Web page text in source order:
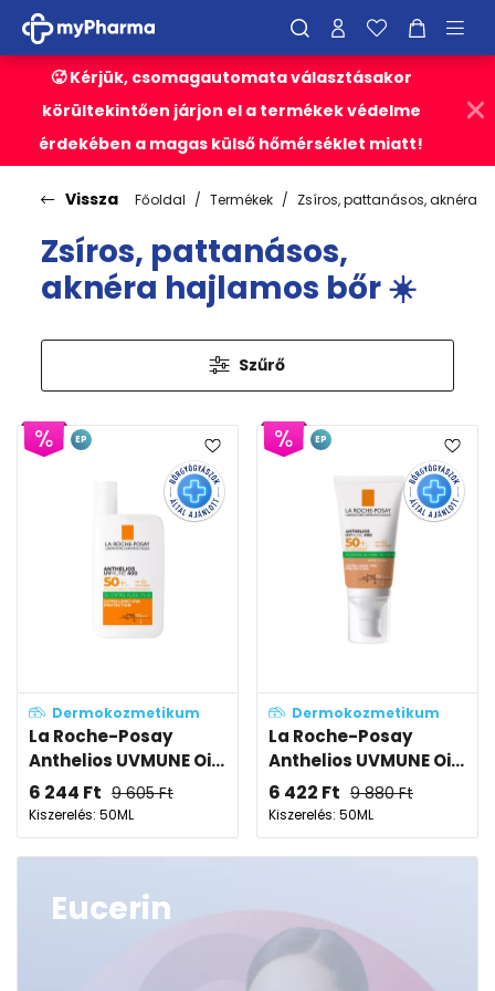
🥵 Kérjük, csomagautomata választásakor
körültekintően járjon el a termékek védelme
érdekében a magas külső hőmérséklet miatt!
Vissza Főoldal Termékek Zsíros, pattanásos, aknéra
Zsíros, pattanásos,
aknéra hajlamos bőr ☀️
Szűrő
Dermokozmetikum
La Roche-Posay
Anthelios UVMUNE Oi...
6 244 Ft 9 605Ft
Kiszerelés: 50ML
EP
Dermokozmetikum
La Roche-Posay
Anthelios UVMUNE Oi...
6 422 Ft 9 880Ft
Kiszerelés: 50ML
EP
Eucerin